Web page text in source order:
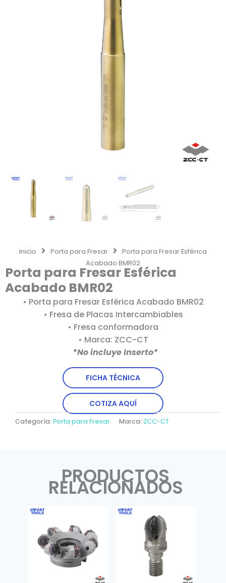
Inicio Porta para Fresar
Porta para Fresar Esférica
Acabado BMR02
Porta para Fresar Esférica
Acabado BMR02
• Porta para Fresar Esférica Acabado BMR02
• Fresa de Placas Intercambiables
• Fresa conformadora
• Marca: ZCC-CT
*No incluye Inserto*
FICHA TÉCNICA
COTIZA AQUÍ
Categoría: Porta para Fresar Marca: ZCC-CT
PRODUCTOS
RELACIONADOS